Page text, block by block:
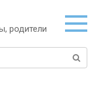
родители